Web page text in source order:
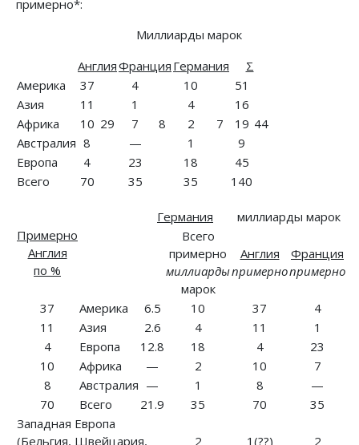
примерно*:
Миллиарды марок
АнглияФранция Германия
Σ
Америка
37 4 10
51
Азия
11
29
1
8
4
7
16
44
Африка 10 7 2
19
Австралия 8 — 1
9
Европа
4 23 18
45
Всего
70 35 35 140
Примерно
Англия
по %
Германия
миллиарды марок
Всего
примерно
миллиарды
марок
Англия
примерно
Франция
примерно
37 Америка 6.5 10 37
4
11
Азия 2.6 4 11
1
4
Европа 12.8 18 4
23
10
Африка — 2 10
7
8
Австралия — 1 8
—
70
Всего 21.9 35 70
35
Западная Европа
(Бельгия, Швейцария,
2 1(??) 2